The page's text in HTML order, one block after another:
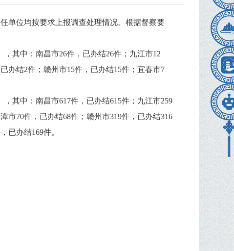
单位均按要求上报调查处理情况。根据督察要
其中：南昌市26件，已办结26件；九江市12
办结2件；赣州市15件，已办结15件；宜春市7
其中：南昌市617件，已办结615件；九江市259
市70件，已办结68件；赣州市319件，已办结316
已办结169件。